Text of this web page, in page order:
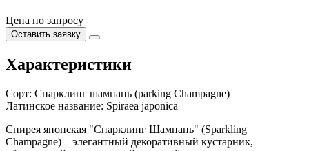
Цена по запросу
Оставить заявку
Характеристики
Сорт: Спарклинг шампань (parking Champagne)
Латинское название: Spiraea japonica
Спирея японская "Спарклинг Шампань" (Sparkling
Champagne) – элегантный декоративный кустарник,